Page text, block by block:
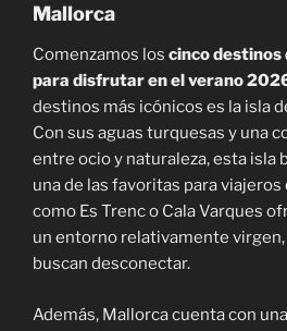
Mallorca
Comenzamos los cinco destinos
para disfrutar en el verano
destinos más icónicos es la isla
Con sus aguas turquesas y una
entre ocio y naturaleza, esta isla
una de las favoritas para viajeros
como Es Trenc o Cala Varques
un entorno relativamente
buscan desconectar.
Además, Mallorca cuenta con